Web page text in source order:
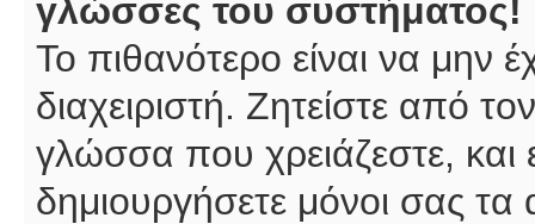
γλώσσες του συστήματος!
Το πιθανότερο είναι να μην
διαχειριστή. Ζητείστε από
γλώσσα που χρειάζεστε, και
δημιουργήσετε μόνοι σας